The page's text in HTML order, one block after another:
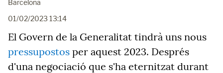
Barcelona
01/02/2023 13:14
El Govern de la Generalitat tindrà uns nous
pressupostos per aquest 2023. Després
d'una negociació que s'ha eternitzat durant